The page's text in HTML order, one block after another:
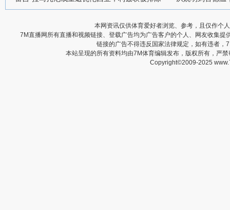
本网资讯仅供体育爱好者浏览、参考，且仅作个
7M直播网所有直播和视频链接、登载广告均为广告客户的个人、网友收集
链接的广告不得违反国家法律规定，如有违者
本站呈现的所有资料均由7M体育编辑发布，版权所有，严
Copyright©2009-2025